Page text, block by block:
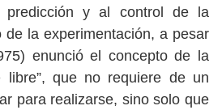
y al control de la
de la experimentación, a pesar
enunció el concepto de la
libre”, que no requiere de un
para realizarse, sino solo que